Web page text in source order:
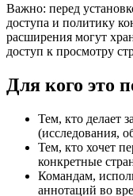
Важно: перед
доступа и политику
расширения могут
доступ к просмотру
Для кого это
Тем, кто делает
(исследования,
Тем, кто хочет
конкретные
Командам,
аннотаций во